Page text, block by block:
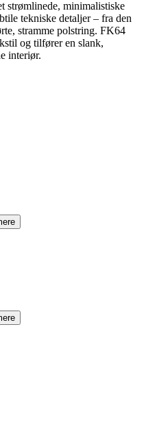
strømlinede, minimalistiske
tekniske detaljer – fra den
stramme polstring. FK64
og tilfører en slank,
interiør.